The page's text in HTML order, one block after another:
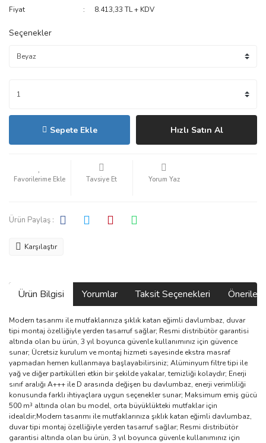
Fiyat
8.413,33 TL + KDV
Seçenekler
Sepete Ekle Hızlı Satın Al
Tavsiye Et Yorum Yaz
Ürün Paylaş :
Karşılaştır
Ürün Bilgisi Yorumlar Taksit Seçenekleri
Modern tasarımı ile mutfaklarınıza şıklık katan eğimli davlumbaz, duvar
tipi montaj özelliğiyle yerden tasarruf sağlar; Resmi distribütör garantisi
altında olan bu ürün, 3 yıl boyunca güvenle kullanımınız için güvence
sunar; Ücretsiz kurulum ve montaj hizmeti sayesinde ekstra masraf
yapmadan hemen kullanmaya başlayabilirsiniz; Alüminyum filtre tipi ile
yağ ve diğer partikülleri etkin bir şekilde yakalar, temizliği kolaydır; Enerji
sınıf aralığı A+++ ile D arasında değişen bu davlumbaz, enerji verimliliği
konusunda farklı ihtiyaçlara uygun seçenekler sunar; Maksimum emiş gücü
500 m³ altında olan bu model, orta büyüklükteki mutfaklar için
idealdir;Modern tasarımı ile mutfaklarınıza şıklık katan eğimli davlumbaz,
duvar tipi montaj özelliğiyle yerden tasarruf sağlar; Resmi distribütör
garantisi altında olan bu ürün, 3 yıl boyunca güvenle kullanımınız için